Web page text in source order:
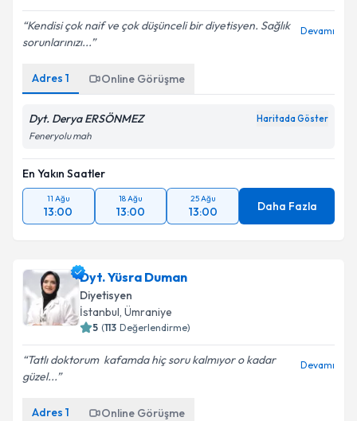
Kendisi çok naif ve çok düşünceli bir diyetisyen. Sağlık
sorunlarınızı...
Devamı
Adres 1 Online Görüşme
Dyt. Derya ERSÖNMEZ Haritada Göster
Feneryolu mah
En Yakın Saatler
11 Ağu
13:00
18 Ağu
13:00
25 Ağu
13:00 Daha Fazla
Dyt. Yüsra Duman
Diyetisyen
İstanbul, Ümraniye
5 (113 Değerlendirme)
Tatlı doktorum ️ kafamda hiç soru kalmıyor o kadar
güzel...
Devamı
Adres 1 Online Görüşme